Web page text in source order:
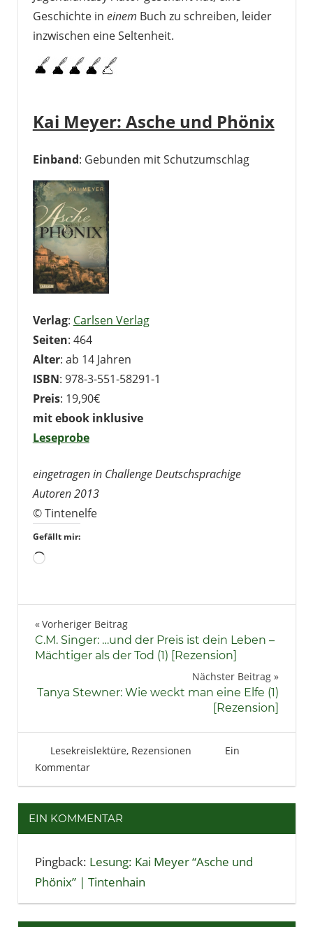
Geschichte in einem Buch zu schreiben, leider
inzwischen eine Seltenheit.
Kai Meyer: Asche und Phönix
Einband: Gebunden mit Schutzumschlag
Verlag: Carlsen Verlag
Seiten: 464
Alter: ab 14 Jahren
ISBN: 978-3-551-58291-1
Preis: 19,90€
mit ebook inklusive
Leseprobe
eingetragen in Challenge Deutschsprachige
Autoren 2013
© Tintenelfe
Gefällt mir:
Wird
Buchschätzer
Fantasy
Lesen
Neuerscheinungen
Rezension
Beitragsnavigation
Vorheriger Beitrag
C.M. Singer: …und der Preis ist dein Leben –
Mächtiger als der Tod (1) [Rezension]
Nächster Beitrag
Tanya Stewner: Wie weckt man eine Elfe (1)
[Rezension]
18. Januar 2013
Tintenhain
Lesekreislektüre, Rezensionen
Ein
Kommentar
EIN KOMMENTAR
Pingback: Lesung: Kai Meyer “Asche und
Phönix” | Tintenhain